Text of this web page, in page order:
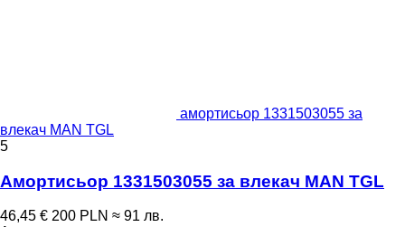
амортисьор 1331503055 за
влекач MAN TGL
5
Амортисьор 1331503055 за влекач MAN TGL
46,45 € 200 PLN ≈ 91 лв.